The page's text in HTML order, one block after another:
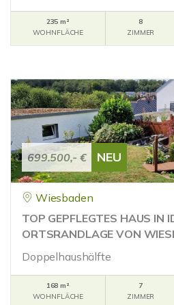
235 m²
WOHNFLÄCHE
8
ZIMMER
699.500,- € NEU
Wiesbaden
TOP GEPFLEGTES HAUS IN
ORTSRANDLAGE VON
Doppelhaushälfte
168 m²
WOHNFLÄCHE
7
ZIMMER